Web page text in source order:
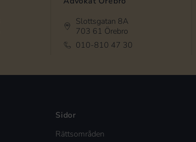
Slottsgatan 8A
703 61 Örebro
010-810 47 30
Sidor
Rättsområden